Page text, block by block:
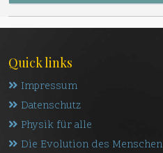
Quick links
Impressum
Datenschutz
Physik für alle
Die Evolution des Menschen